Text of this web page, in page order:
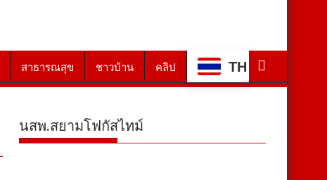
สาธารณสุข ชาวบ้าน คลิป TH
นสพ.สยามโฟกัสไทม์